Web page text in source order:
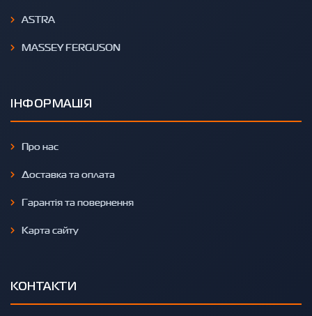
ASTRA
MASSEY FERGUSON
ІНФОРМАЦІЯ
Про нас
Доставка та оплата
Гарантія та повернення
Карта сайту
КОНТАКТИ